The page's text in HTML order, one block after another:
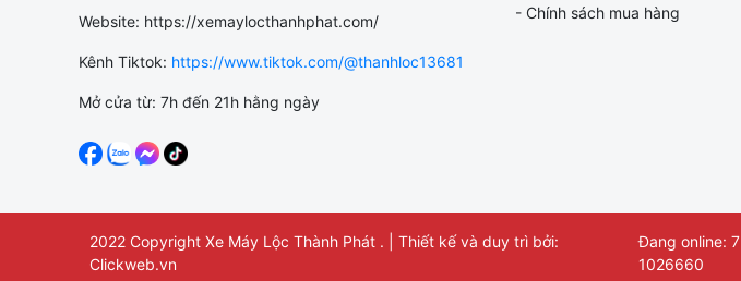
Website: https://xemaylocthanhphat.com/
Kênh Tiktok: https://www.tiktok.com/@thanhloc13681
Mở cửa từ: 7h đến 21h hằng ngày
- Chính sách mua hàng
2022 Copyright Xe Máy Lộc Thành Phát . | Thiết kế và duy trì bởi:
Clickweb.vn
Đang online: 7
1026660